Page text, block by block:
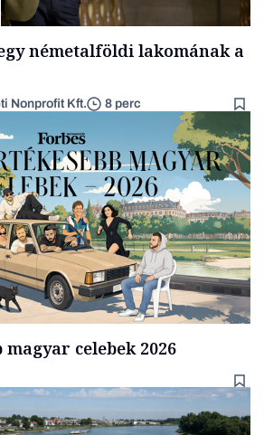
németalföldi lakomának a
Nonprofit Kft. 8 perc
celebek 2026